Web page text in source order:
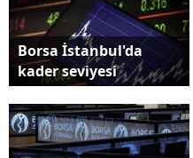
Borsa İstanbul'da
kader seviyesi